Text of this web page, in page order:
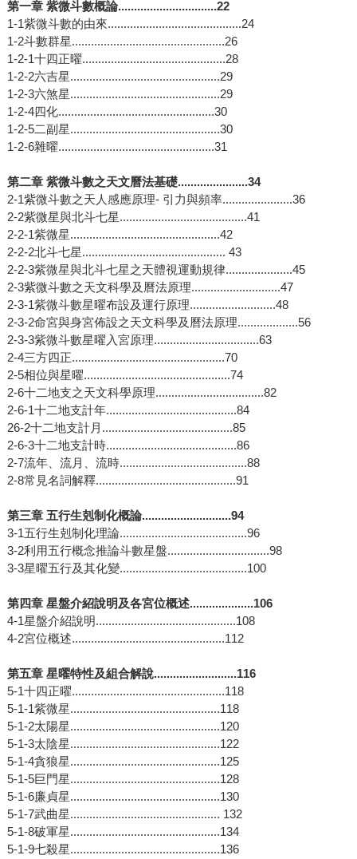
第一章 紫微斗數概論...............................22
1-1紫微斗數的由來..........................................24
1-2斗數群星................................................26
1-2-1十四正曜.............................................28
1-2-2六吉星...............................................29
1-2-3六煞星...............................................29
1-2-4四化.................................................30
1-2-5二副星...............................................30
1-2-6雜曜.................................................31
第二章 紫微斗數之天文曆法基礎......................34
2-1紫微斗數之天人感應原理- 引力與頻率......................36
2-2紫微星與北斗七星........................................41
2-2-1紫微星...............................................42
2-2-2北斗七星............................................. 43
2-2-3紫微星與北斗七星之天體視運動規律.....................45
2-3紫微斗數之天文科學及曆法原理............................47
2-3-1紫微斗數星曜布設及運行原理...........................48
2-3-2命宮與身宮佈設之天文科學及曆法原理...................56
2-3-3紫微斗數星曜入宮原理.................................63
2-4三方四正................................................70
2-5相位與星曜..............................................74
2-6十二地支之天文科學原理..................................82
2-6-1十二地支計年.........................................84
26-2十二地支計月.........................................85
2-6-3十二地支計時.........................................86
2-7流年、流月、流時........................................88
2-8常見名詞解釋............................................91
第三章 五行生剋制化概論............................94
3-1五行生剋制化理論........................................96
3-2利用五行概念推論斗數星盤................................98
3-3星曜五行及其化變........................................100
第四章 星盤介紹說明及各宮位概述....................106
4-1星盤介紹說明............................................108
4-2宮位概述................................................112
第五章 星曜特性及組合解說..........................116
5-1十四正曜................................................118
5-1-1紫微星...............................................118
5-1-2太陽星...............................................120
5-1-3太陰星...............................................122
5-1-4貪狼星...............................................125
5-1-5巨門星...............................................128
5-1-6廉貞星...............................................130
5-1-7武曲星............................................... 132
5-1-8破軍星...............................................134
5-1-9七殺星...............................................136